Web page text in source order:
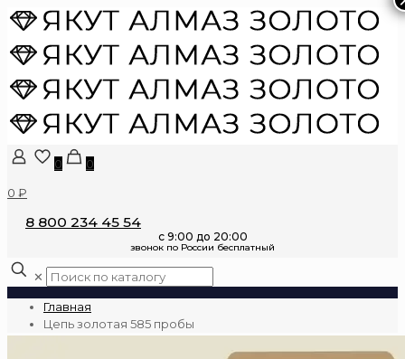
0
0
0 ₽
8 800 234 45 54
✕
Главная
Цепь золотая 585 пробы